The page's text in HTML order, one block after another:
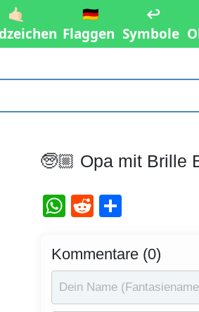
🤙🏻
🇩🇪
Flaggen
↩️
Symbole
🧓🏼 Opa mit Brille
WhatsApp
Reddit
Teilen
Kommentare (0)